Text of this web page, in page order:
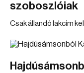
szoboszlóiak
Csak állandó lakcím